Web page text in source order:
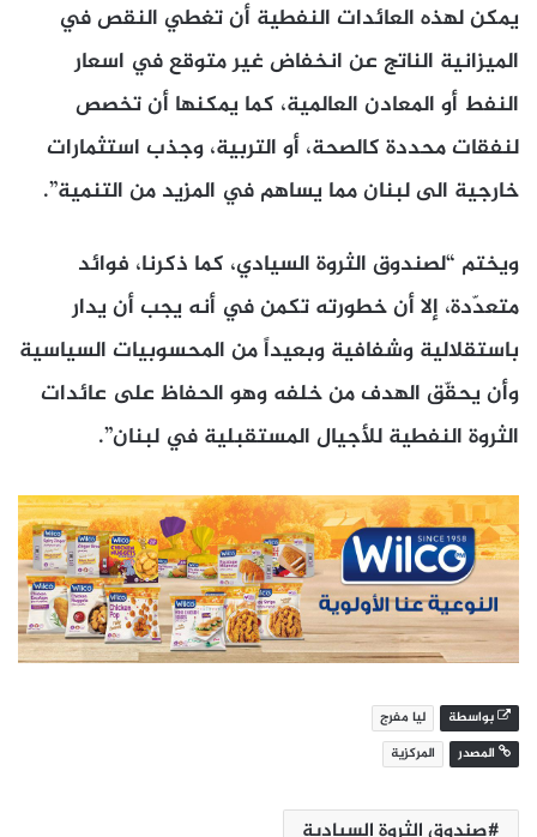
يمكن لهذه العائدات النفطية أن تغطي النقص في
الميزانية الناتج عن انخفاض غير متوقع في اسعار
النفط أو المعادن العالمية، كما يمكنها أن تخصص
لنفقات محددة كالصحة، أو التربية، وجذب استثمارات
خارجية الى لبنان مما يساهم في المزيد من التنمية”.
ويختم “لصندوق الثروة السيادي، كما ذكرنا، فوائد
متعدّدة، إلا أن خطورته تكمن في أنه يجب أن يدار
باستقلالية وشفافية وبعيداً من المحسوبيات السياسية
وأن يحقّق الهدف من خلفه وهو الحفاظ على عائدات
الثروة النفطية للأجيال المستقبلية في لبنان”.
بواسطة
ليا مفرج
المصدر
المركزية